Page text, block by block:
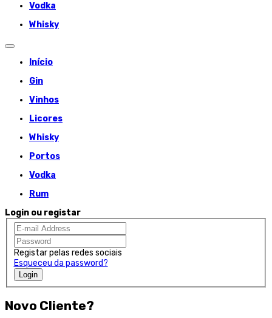
Vodka
Whisky
Início
Gin
Vinhos
Licores
Whisky
Portos
Vodka
Rum
Login ou registar
Registar pelas redes sociais
Esqueceu da password?
Login
Novo Cliente?